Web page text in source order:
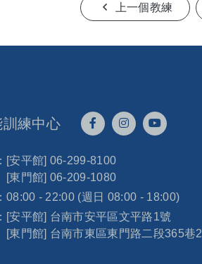
上一個教練
練中心
[安平館] 06-299-8100
[東門館] 06-209-1080
08:00 - 22:00 (週日 08:00 - 18:00)
[安平館] 台南市安平區文平路1號
[東門館] 台南市東區東門路二段365巷